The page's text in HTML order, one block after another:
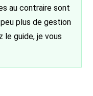
au contraire sont
plus de gestion
le guide, je vous